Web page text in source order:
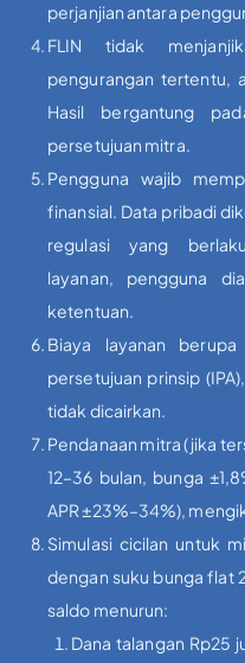
perjanjian antara
FLIN tidak
pengurangan tertentu,
Hasil bergantung
persetujuan mitra.
Pengguna wajib
finansial. Data pribadi
regulasi yang
layanan, pengguna
ketentuan.
Biaya layanan
persetujuan prinsip
tidak dicairkan.
Pendanaan mitra (jika
12–36 bulan, bunga
APR ±23%–34%),
Simulasi cicilan untuk
dengan suku bunga flat
saldo menurun:
Dana talangan Rp25